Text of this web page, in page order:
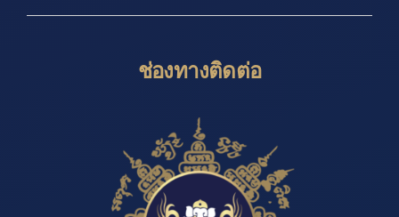
ช่องทางติดต่อ